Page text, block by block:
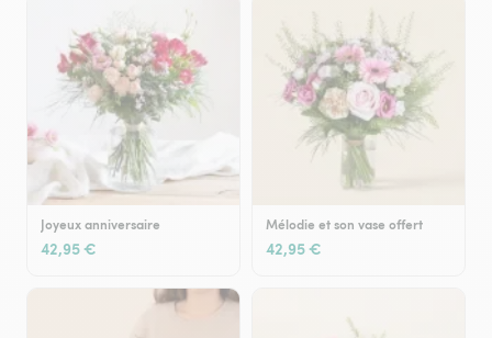
Joyeux anniversaire
42,95 €
Mélodie et son vase offert
42,95 €